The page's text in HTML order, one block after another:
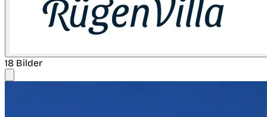
18 Bilder